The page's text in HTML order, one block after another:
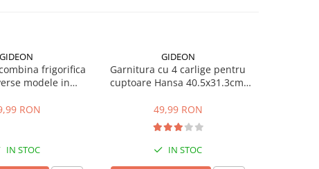
GIDEON
frigorifica
modele in
cm
RON
IN STOC
GIDEON
Garnitura cu 4 carlige pentru
cuptoare Hansa 40.5x31.3cm,
BOE, 1092, 1093, 8066308,
8065348
49,99 RON
IN STOC